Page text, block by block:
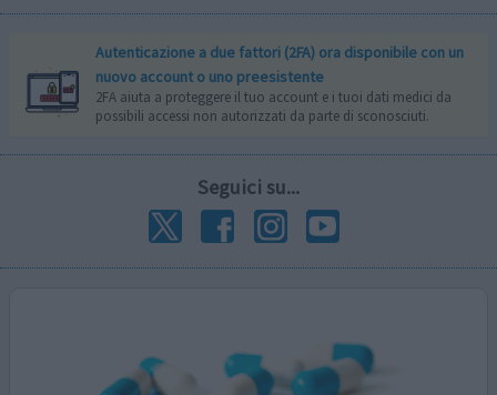
Autenticazione a due fattori (2FA) ora disponibile con un
nuovo account o uno preesistente
2FA aiuta a proteggere il tuo account e i tuoi dati medici da
possibili accessi non autorizzati da parte di sconosciuti.
Seguici su...